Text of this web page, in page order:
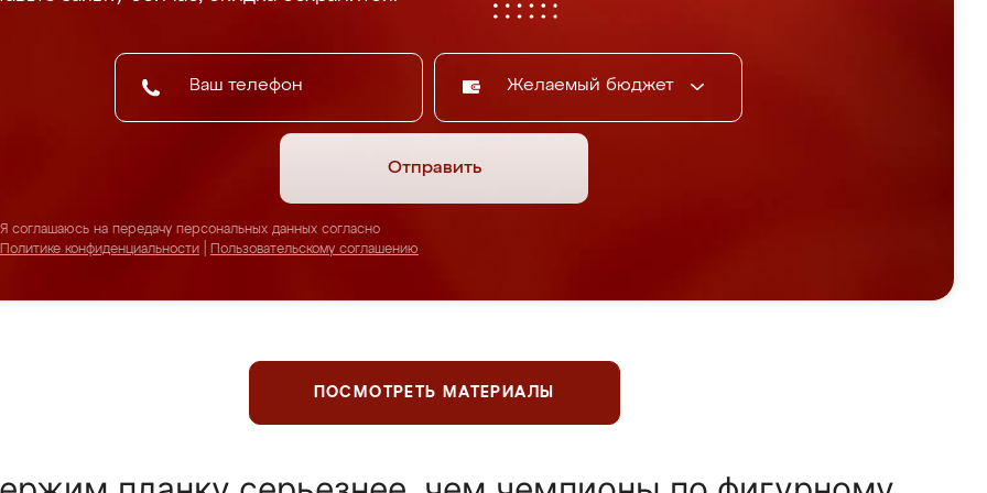
Желаемый бюджет
Отправить
Я соглашаюсь на передачу персональных данных согласно
Политике конфиденциальности
Пользовательскому соглашению
ПОСМОТРЕТЬ МАТЕРИАЛЫ